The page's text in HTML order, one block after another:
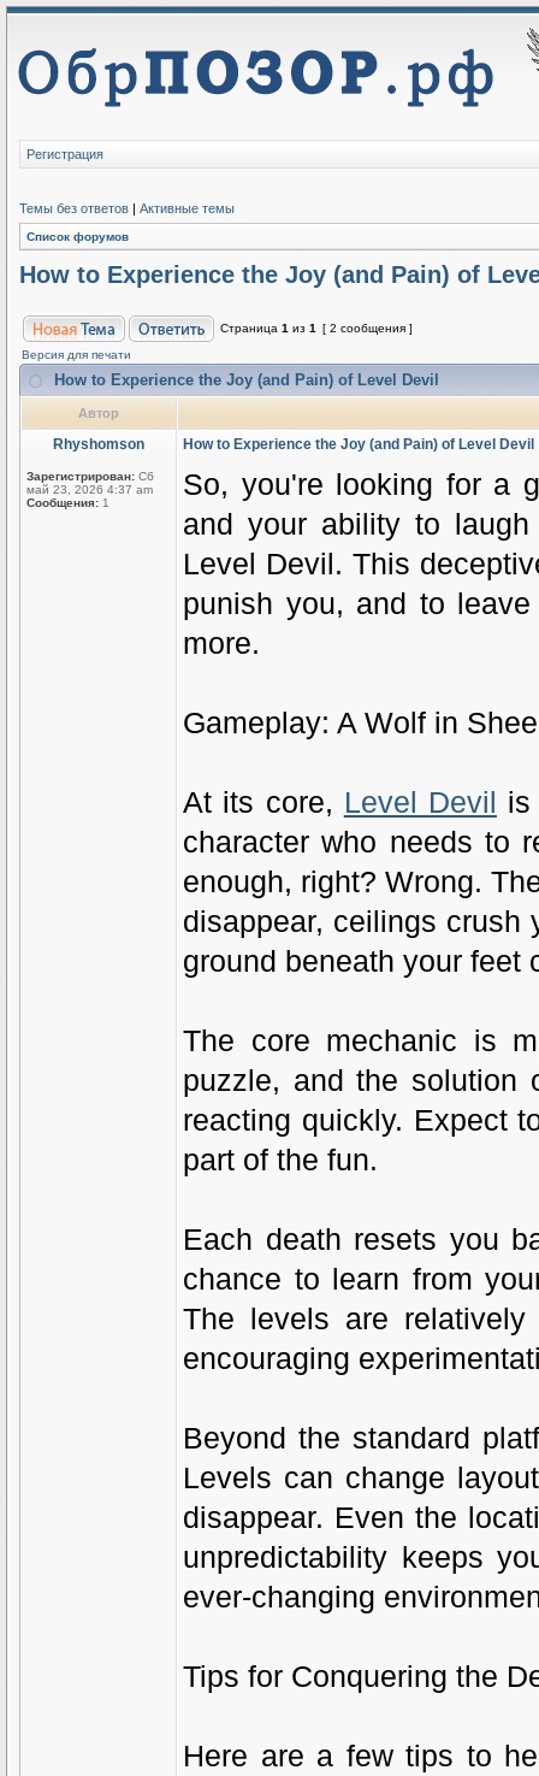
Регистрация
Темы без ответов | Активные темы
Список форумов
How to Experience the Joy (and Pain) of
Страница 1 из 1
[ 2 сообщения ]
Версия для печати
How to Experience the Joy (and Pain) of Level Devil
Автор
Rhyshomson
Зарегистрирован: Сб
май 23, 2026 4:37 am
Сообщения: 1
How to Experience the Joy (and Pain) of Level Devil
So, you're looking for a
and your ability to
Level Devil. This
punish you, and to
more.
Gameplay: A Wolf in
At its core, Level Devil is
character who needs to
enough, right? Wrong.
disappear, ceilings crush
ground beneath your feet
The core mechanic is
puzzle, and the solution
reacting quickly. Expect
part of the fun.
Each death resets you
chance to learn from
The levels are
encouraging
Beyond the standard
Levels can change
disappear. Even the
unpredictability keeps
ever-changing
Tips for Conquering the
Here are a few tips to